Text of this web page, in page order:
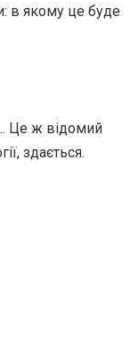
в якому це буде
Це ж відомий
здається.